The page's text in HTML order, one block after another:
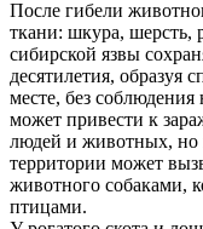
После гибели
ткани: шкура, шерсть,
сибирской язвы
десятилетия, образуя
месте, без
может привести к
людей и животных,
территории может
животного собаками,
птицами.